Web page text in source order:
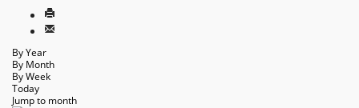
By Year
By Month
By Week
Today
Jump to month